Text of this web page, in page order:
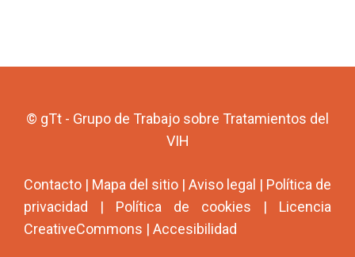
© gTt - Grupo de Trabajo sobre Tratamientos del
VIH
Contacto | Mapa del sitio | Aviso legal | Política de
privacidad | Política de cookies | Licencia
CreativeCommons | Accesibilidad